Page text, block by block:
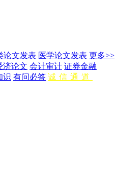
论文发表 医学论文发表 更多>>
济论文 会计审计 证券金融
识 有问必答 诚信通道